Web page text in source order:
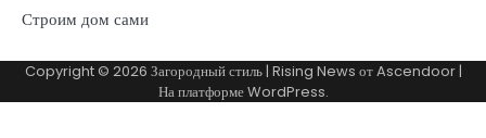
Строим дом сами
Copyright © 2026 Загородный стиль| Rising News отAscendoor|
На платформеWordPress.